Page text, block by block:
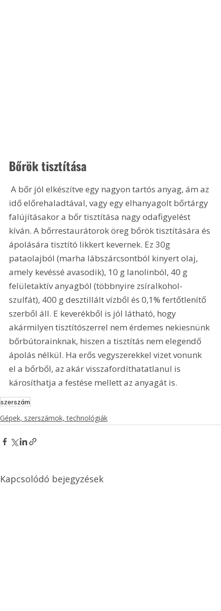
Bőrök tisztítása
A bőr jól elkészítve egy nagyon tartós anyag, ám az
idő előrehaladtával, vagy egy elhanyagolt bőrtárgy
falújításakor a bőr tisztítása nagy odafigyelést
kíván. A bőrrestaurátorok öreg bőrök tisztítására és
ápolására tisztító likkert kevernek. Ez 30g
pataolajból (marha lábszárcsontból kinyert olaj,
amely kevéssé avasodik), 10 g lanolinból, 40 g
felületaktív anyagból (többnyire zsíralkohol-
szulfát), 400 g desztillált vízből és 0,1% fertőtlenítő
szerből áll. E keverékből is jól látható, hogy
akármilyen tisztítószerrel nem érdemes nekiesnünk
bőrbútorainknak, hiszen a tisztítás nem elegendő
ápolás nélkül. Ha erős vegyszerekkel vizet vonunk
el a bőrből, az akár visszafordíthatatlanul is
károsíthatja a festése mellett az anyagát is.
szerszám
Gépek, szerszámok, technológiák
Kapcsolódó bejegyzések